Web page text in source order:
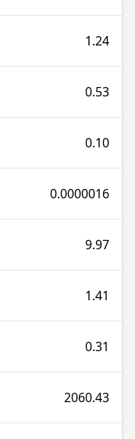
1.24
0.53
0.10
0.0000016
9.97
1.41
0.31
2060.43